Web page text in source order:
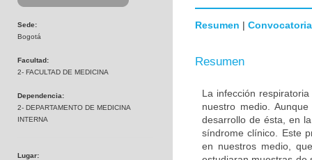
Sede:
Bogotá
Facultad:
2- FACULTAD DE MEDICINA
Dependencia:
2- DEPARTAMENTO DE MEDICINA
INTERNA
Lugar:
Resumen | Convocatoria
Resumen
La infección
nuestro medio.
desarrollo de ésta, en
síndrome clínico. Este
en nuestros medio,